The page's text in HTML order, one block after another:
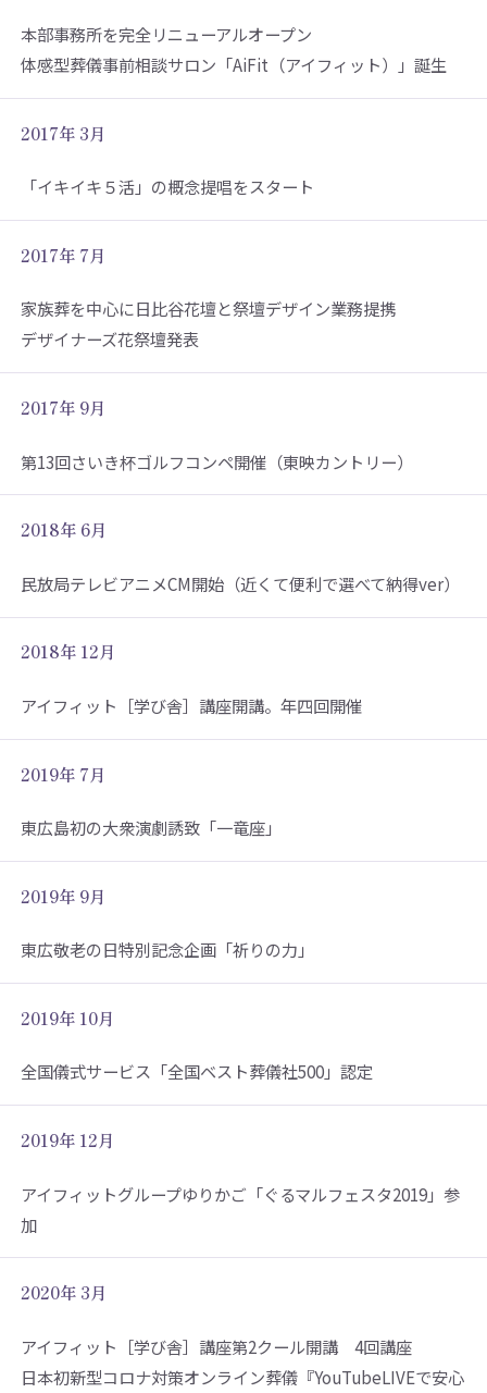
本部事務所を完全リニューアルオープン
体感型葬儀事前相談サロン「AiFit（アイフィット）」誕生
2017年 3月
「イキイキ５活」の概念提唱をスタート
2017年 7月
家族葬を中心に日比谷花壇と祭壇デザイン業務提携
デザイナーズ花祭壇発表
2017年 9月
第13回さいき杯ゴルフコンペ開催（東映カントリー）
2018年 6月
民放局テレビアニメCM開始（近くて便利で選べて納得ver）
2018年 12月
アイフィット［学び舎］講座開講。年四回開催
2019年 7月
東広島初の大衆演劇誘致「一竜座」
2019年 9月
東広敬老の日特別記念企画「祈りの力」
2019年 10月
全国儀式サービス「全国ベスト葬儀社500」認定
2019年 12月
アイフィットグループゆりかご「ぐるマルフェスタ2019」参
加
2020年 3月
アイフィット［学び舎］講座第2クール開講 4回講座
日本初新型コロナ対策オンライン葬儀『YouTubeLIVEで安心